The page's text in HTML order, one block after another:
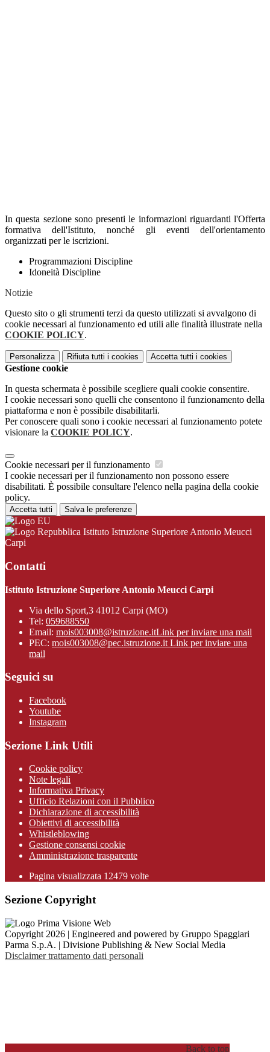
In questa sezione sono presenti le informazioni riguardanti l'Offerta
formativa dell'Istituto, nonché gli eventi dell'orientamento
organizzati per le iscrizioni.
Programmazioni Discipline
Idoneità Discipline
Notizie
Questo sito o gli strumenti terzi da questo utilizzati si avvalgono di
cookie necessari al funzionamento ed utili alle finalità illustrate nella
COOKIE POLICY.
Personalizza Rifiuta tutti i cookies Accetta tutti i cookies
Gestione cookie
In questa schermata è possibile scegliere quali cookie consentire.
I cookie necessari sono quelli che consentono il funzionamento della
piattaforma e non è possibile disabilitarli.
Per conoscere quali sono i cookie necessari al funzionamento potete
visionare la COOKIE POLICY.
Cookie necessari per il funzionamento
I cookie necessari per il funzionamento non possono essere
disabilitati. È possibile consultare l'elenco nella pagina della cookie
policy.
Accetta tutti Salva le preferenze
Istituto Istruzione Superiore Antonio Meucci
Carpi
Contatti
Istituto Istruzione Superiore Antonio Meucci Carpi
Via dello Sport,3 41012 Carpi (MO)
Tel: 059688550
Email: mois003008@istruzione.itLink per inviare una mail
PEC: mois003008@pec.istruzione.it Link per inviare una
mail
Seguici su
Facebook
Youtube
Instagram
Sezione Link Utili
Cookie policy
Note legali
Informativa Privacy
Ufficio Relazioni con il Pubblico
Dichiarazione di accessibilità
Obiettivi di accessibilità
Whistleblowing
Gestione consensi cookie
Amministrazione trasparente
Pagina visualizzata 12479 volte
Sezione Copyright
Copyright 2026 | Engineered and powered by Gruppo Spaggiari
Parma S.p.A. | Divisione Publishing & New Social Media
Disclaimer trattamento dati personali
Back to top